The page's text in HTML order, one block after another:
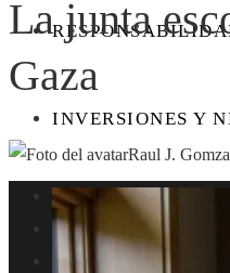
INVERSIONES Y
Perú
Ciencia
Cultura y ocio
La junta
Gaza
Raul J.